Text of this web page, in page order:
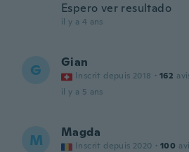
Espero ver resultado
il y a 4 ans
G Gian
Inscrit depuis 2018 · 162
il y a 5 ans
M Magda
Inscrit depuis 2020 · 100